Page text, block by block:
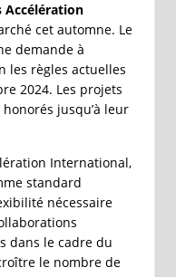
Accélération
cet automne. Le
demande à
les règles actuelles
2024. Les projets
jusqu’à leur
International,
standard
nécessaire
dans le cadre du
le nombre de